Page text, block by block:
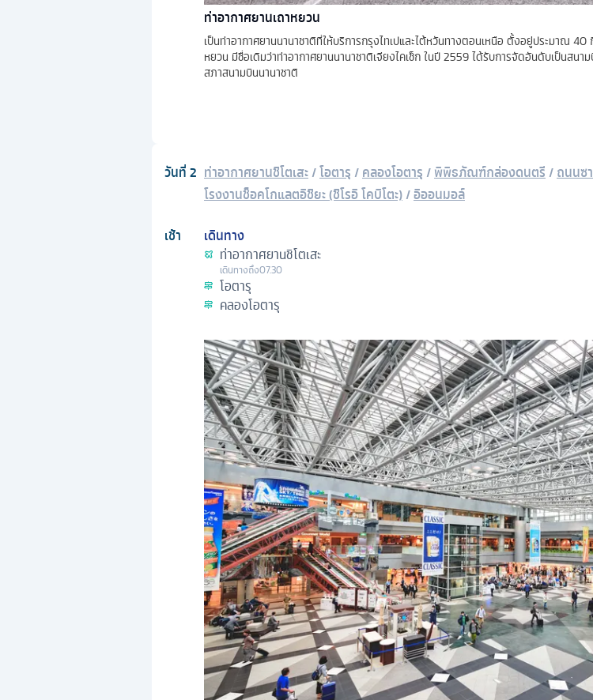
ท่าอากาศยานเถาหยวน
เป็นท่าอากาศยานนานาชาติที่ให้บริการกรุงไทเปและไต้หวันทางตอนเหนือ ตั้งอยู่ประมาณ 40
หยวน มีชื่อเดิมว่าท่าอากาศยานนานาชาติเจียงไคเช็ก ในปี 2559 ได้รับการจัดอันดับเป็นสน
สภาสนามบินนานาชาติ
วันที่2 ท่าอากาศยานชิโตเสะ/โอตารุ /คลองโอตารุ /พิพิธภัณฑ์กล่องดนตรี /ถนนซ
โรงงานช็อคโกแลตอิชิยะ (ชิโรอิ โคบิโตะ)/อิออนมอล์
เช้า
เดินทาง
ท่าอากาศยานชิโตเสะ
เดินทางถึง07.30
โอตารุ
คลองโอตารุ